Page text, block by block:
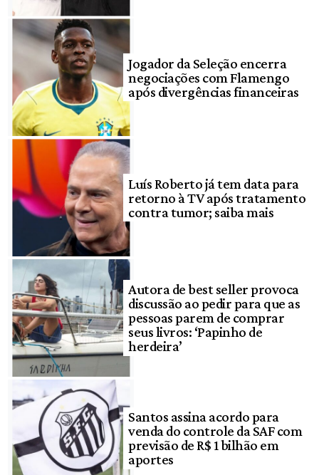
Jogador da Seleção encerra
negociações com Flamengo
após divergências financeiras
Luís Roberto já tem data para
retorno à TV após tratamento
contra tumor; saiba mais
Autora de best seller provoca
discussão ao pedir para que as
pessoas parem de comprar
seus livros: ‘Papinho de
herdeira’
Santos assina acordo para
venda do controle da SAF com
previsão de R$ 1 bilhão em
aportes